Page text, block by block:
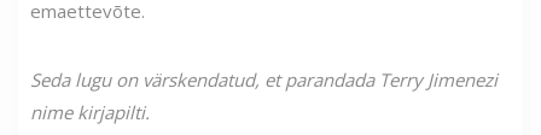
emaettevõte.
Seda lugu on värskendatud, et parandada Terry Jimenezi
nime kirjapilti.